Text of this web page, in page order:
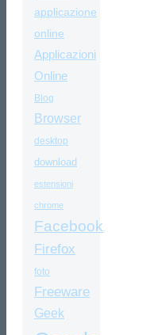
applicazione
online
Applicazioni
Online
Blog
Browser
desktop
download
estensioni
chrome
Facebook
Firefox
foto
Freeware
Geek